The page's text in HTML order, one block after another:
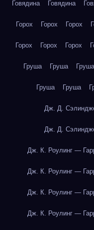
Говядина Говядина
Горох Горох Горох
Горох Горох Горох
Груша Груша Груша
Груша Груша
Дж. Д.
Дж. Д.
Дж. К. Роулинг —
Дж. К. Роулинг —
Дж. К. Роулинг —
Дж. К. Роулинг —